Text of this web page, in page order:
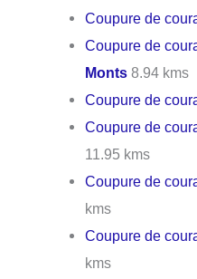
Coupure de
Coupure de
Monts 8.94 kms
Coupure de
Coupure de
11.95 kms
Coupure de
kms
Coupure de
kms